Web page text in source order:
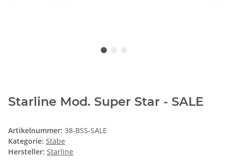
Starline Mod. Super Star - SALE
Artikelnummer: 38-BSS-SALE
Kategorie: Stäbe
Hersteller: Starline